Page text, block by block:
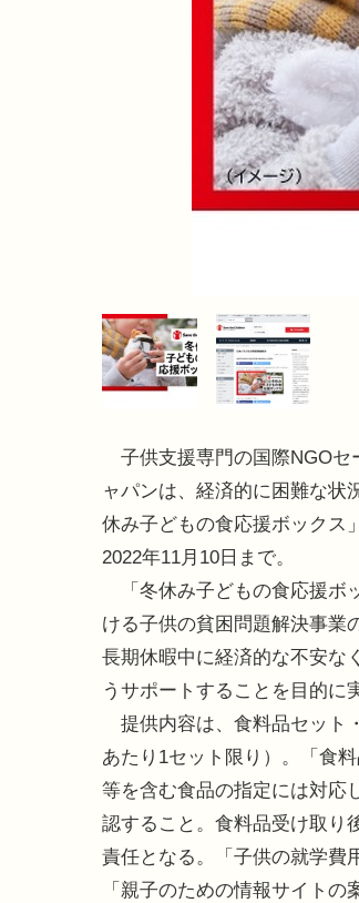
子供支援専門の国際NGOセ
ャパンは、経済的に困難な状
休み子どもの食応援ボックス
2022年11月10日まで。
「冬休み子どもの食応援ボ
ける子供の貧困問題解決事業
長期休暇中に経済的な不安な
うサポートすることを目的に
提供内容は、食料品セット
あたり1セット限り）。「食
等を含む食品の指定には対応
認すること。食料品受け取り
責任となる。「子供の就学費
「親子のための情報サイト